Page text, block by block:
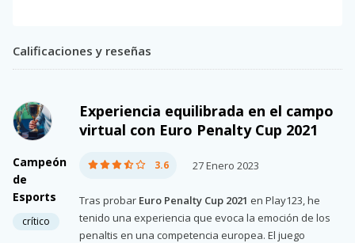
Calificaciones y reseñas
Campeón
de
Esports
crítico
Experiencia equilibrada en el campo
virtual con Euro Penalty Cup 2021
3.6 27 Enero 2023
Tras probar Euro Penalty Cup 2021 en Play123, he
tenido una experiencia que evoca la emoción de los
penaltis en una competencia europea. El juego